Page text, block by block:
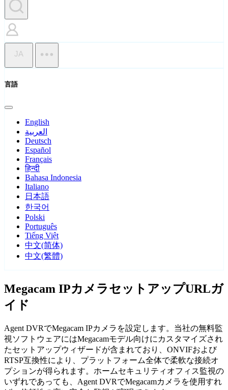
JA
言語
English
العربية
Deutsch
Español
Français
हिन्दी
Bahasa Indonesia
Italiano
日本語
한국어
Polski
Português
Tiếng Việt
中文(简体)
中文(繁體)
Megacam IPカメラセットアップURLガ
イド
Agent DVRでMegacam IPカメラを設定します。当社の無料監
視ソフトウェアにはMegacamモデル向けにカスタマイズされ
たセットアップウィザードが含まれており、ONVIFおよび
RTSP互換性により、プラットフォーム全体で柔軟な接続オ
プションが得られます。ホームセキュリティオフィス監視の
いずれであっても、Agent DVRでMegacamカメラを使用すれ